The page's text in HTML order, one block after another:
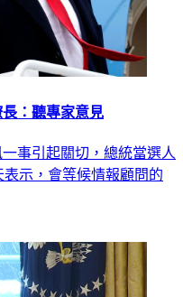
：聽專家意見
事引起關切，總統當選人
示，會等候情報顧問的